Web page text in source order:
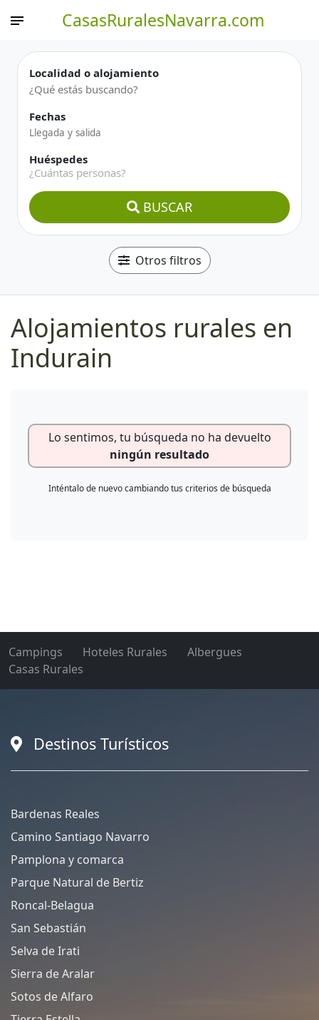
CasasRuralesNavarra.com
Localidad o alojamiento
Fechas
Huéspedes
¿Cuántas personas?
BUSCAR
Otros filtros
Alojamientos rurales en
Indurain
Lo sentimos, tu búsqueda no ha devuelto
ningún resultado
Inténtalo de nuevo cambiando tus criterios de búsqueda
Campings Hoteles Rurales
Albergues
Casas Rurales
Destinos Turísticos
Bardenas Reales
Camino Santiago Navarro
Pamplona y comarca
Parque Natural de Bertiz
Roncal-Belagua
San Sebastián
Selva de Irati
Sierra de Aralar
Sotos de Alfaro